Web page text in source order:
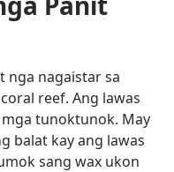
nga nagaistar sa
reef. Ang lawas
tunoktunok. May
balat kay ang lawas
sang wax ukon